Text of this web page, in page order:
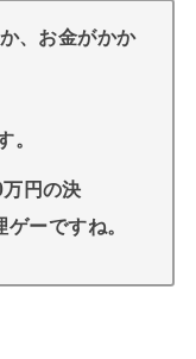
、お金がかか
。
円の決
ーですね。